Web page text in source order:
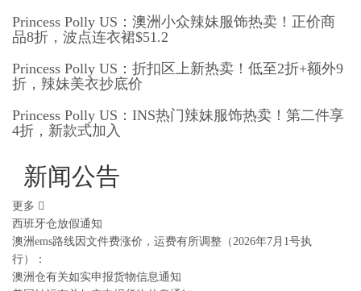
Princess Polly US：澳洲小众辣妹服饰热卖！正价商
品8折，波点连衣裙$51.2
Princess Polly US：折扣区上新热卖！低至2折+额外9
折，辣妹美衣抄底价
Princess Polly US：INS热门辣妹服饰热卖！第二件享
4折，新款式加入
新闻公告
更多
西班牙仓放假通知
澳洲ems路线因文件费涨价，运费有所调整（2026年7月1号执
行）：
澳洲仓有关如实申报货物信息通知